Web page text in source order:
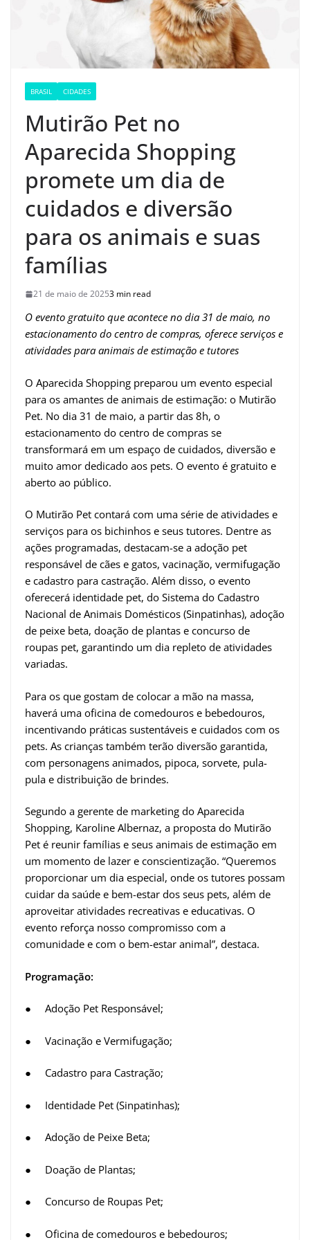
BRASIL CIDADES
Mutirão Pet no
Aparecida Shopping
promete um dia de
cuidados e diversão
para os animais e suas
famílias
21 de maio de 20253 min read
O evento gratuito que acontece no dia 31 de maio, no
estacionamento do centro de compras, oferece serviços e
atividades para animais de estimação e tutores
O Aparecida Shopping preparou um evento especial
para os amantes de animais de estimação: o Mutirão
Pet. No dia 31 de maio, a partir das 8h, o
estacionamento do centro de compras se
transformará em um espaço de cuidados, diversão e
muito amor dedicado aos pets. O evento é gratuito e
aberto ao público.
O Mutirão Pet contará com uma série de atividades e
serviços para os bichinhos e seus tutores. Dentre as
ações programadas, destacam-se a adoção pet
responsável de cães e gatos, vacinação, vermifugação
e cadastro para castração. Além disso, o evento
oferecerá identidade pet, do Sistema do Cadastro
Nacional de Animais Domésticos (Sinpatinhas), adoção
de peixe beta, doação de plantas e concurso de
roupas pet, garantindo um dia repleto de atividades
variadas.
Para os que gostam de colocar a mão na massa,
haverá uma oficina de comedouros e bebedouros,
incentivando práticas sustentáveis e cuidados com os
pets. As crianças também terão diversão garantida,
com personagens animados, pipoca, sorvete, pula-
pula e distribuição de brindes.
Segundo a gerente de marketing do Aparecida
Shopping, Karoline Albernaz, a proposta do Mutirão
Pet é reunir famílias e seus animais de estimação em
um momento de lazer e conscientização. “Queremos
proporcionar um dia especial, onde os tutores possam
cuidar da saúde e bem-estar dos seus pets, além de
aproveitar atividades recreativas e educativas. O
evento reforça nosso compromisso com a
comunidade e com o bem-estar animal”, destaca.
Programação:
● Adoção Pet Responsável;
● Vacinação e Vermifugação;
● Cadastro para Castração;
● Identidade Pet (Sinpatinhas);
● Adoção de Peixe Beta;
● Doação de Plantas;
● Concurso de Roupas Pet;
● Oficina de comedouros e bebedouros;